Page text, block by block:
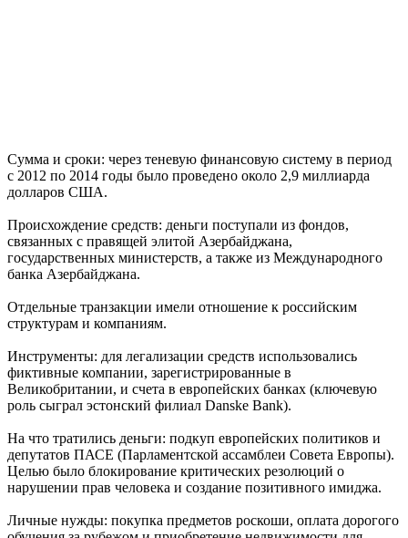
Сумма и сроки: через теневую финансовую систему в период
с 2012 по 2014 годы было проведено около 2,9 миллиарда
долларов США.
Происхождение средств: деньги поступали из фондов,
связанных с правящей элитой Азербайджана,
государственных министерств, а также из Международного
банка Азербайджана.
Отдельные транзакции имели отношение к российским
структурам и компаниям.
Инструменты: для легализации средств использовались
фиктивные компании, зарегистрированные в
Великобритании, и счета в европейских банках (ключевую
роль сыграл эстонский филиал Danske Bank).
На что тратились деньги: подкуп европейских политиков и
депутатов ПАСЕ (Парламентской ассамблеи Совета Европы).
Целью было блокирование критических резолюций о
нарушении прав человека и создание позитивного имиджа.
Личные нужды: покупка предметов роскоши, оплата дорогого